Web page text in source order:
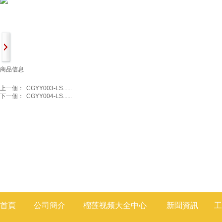
商品信息
上一個：
CGYY003-LS......
下一個：
CGYY004-LS......
首頁 公司簡介 榴莲视频大全中心 新聞資訊